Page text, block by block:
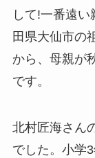
して!一番遠
田県大仙市の
から、母親が
です。
北村匠海さん
でした。小学